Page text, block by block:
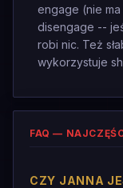
engage (nie
disengage --
robi nic. Też
wykorzystuje
FAQ —
CZY JANNA